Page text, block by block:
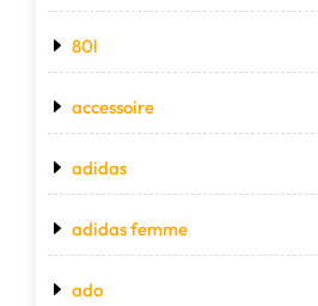
80l
accessoire
adidas
adidas femme
ado